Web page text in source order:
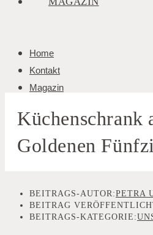
Home
Kontakt
Magazin
Küchenschrank
Goldenen
BEITRAGS-AUTOR:PETRA
BEITRAG
BEITRAGS-KATEGORIE: